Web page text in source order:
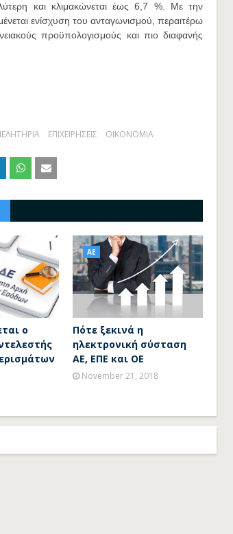
και κλιμακώνεται έως 6,7 %. Με την
ενίσχυση του ανταγωνισμού, περαιτέρω
προϋπολογισμούς και πιο διαφανής
ΕΠΙΧΕΙΡΗΣΕΙΣ ΟΙΚΟΝΟΜΙΑ
o
ΑΕ
Πότε ξεκινά η
ηλεκτρονική σύσταση
ΑΕ, ΕΠΕ και ΟΕ
November 21, 2018